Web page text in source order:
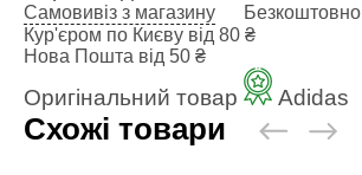
Самовивіз з магазину
Безкоштовно
Кур'єром по Києву від 80 ₴
Нова Пошта від 50 ₴
Оригінальний товар Adidas
Схожі товари